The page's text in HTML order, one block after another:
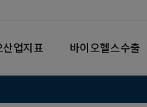
산업지표 바이오헬스수출